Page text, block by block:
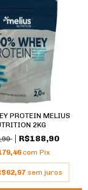
PROTEIN MELIUS
2KG
R$188,90
com Pix
sem juros